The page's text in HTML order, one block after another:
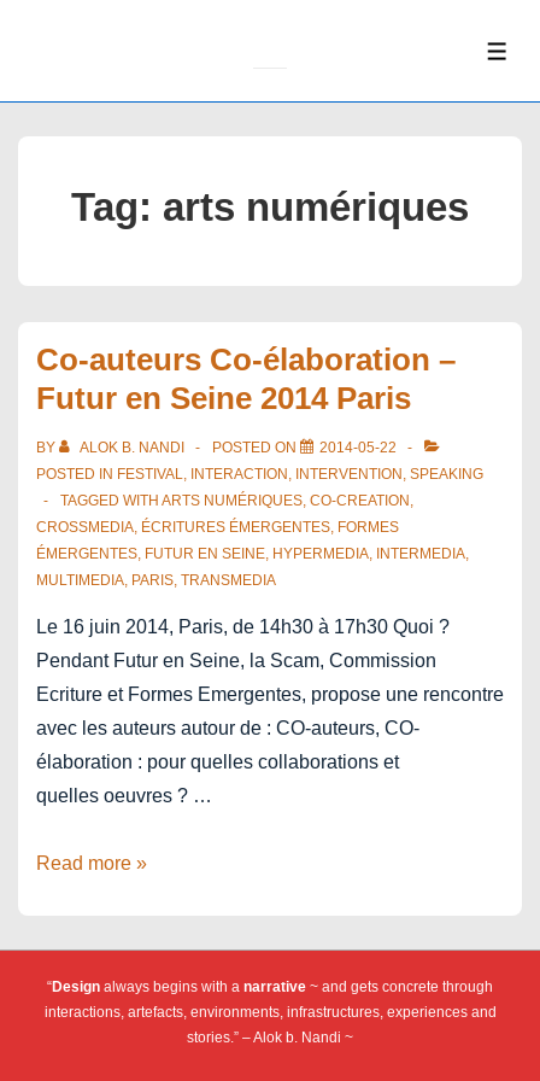
Tag: arts numériques
Co-auteurs Co-élaboration –
Futur en Seine 2014 Paris
BY ALOK B. NANDI POSTED ON
2014-05-22
POSTED IN FESTIVAL, INTERACTION , INTERVENTION , SPEAKING
TAGGED WITH ARTS NUMÉRIQUES, CO-CREATION ,
CROSSMEDIA, ÉCRITURES ÉMERGENTES, FORMES
ÉMERGENTES, FUTUR EN SEINE, HYPERMEDIA, INTERMEDIA,
MULTIMEDIA, PARIS, TRANSMEDIA
Le 16 juin 2014, Paris, de 14h30 à 17h30 Quoi ?
Pendant Futur en Seine, la Scam, Commission
Ecriture et Formes Emergentes, propose une rencontre
avec les auteurs autour de : CO-auteurs, CO-
élaboration : pour quelles collaborations et
quelles oeuvres ? …
Co-
Read more »
“Design always begins with a narrative ~ and gets concrete through
interactions, artefacts, environments, infrastructures, experiences and
stories.” – Alok b. Nandi ~